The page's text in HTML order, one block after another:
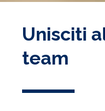
Unisciti
team